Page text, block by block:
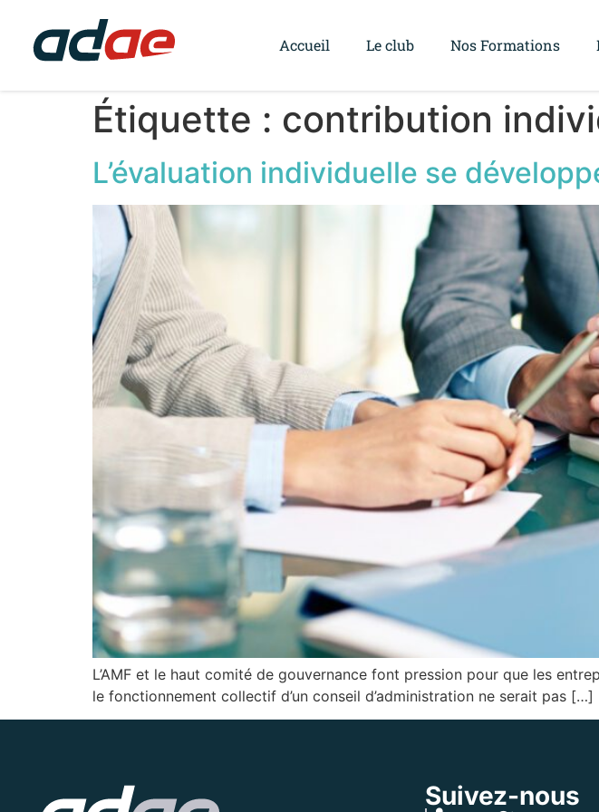
Accueil Le club Nos Formations
Étiquette : contribution
L’évaluation individuelle se
L’AMF et le haut comité de ­gouvernance font pression pour que les
le fonctionnement collectif d’un conseil d’administration ne serait pas […]
Suivez-nous